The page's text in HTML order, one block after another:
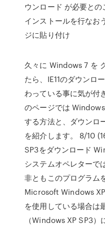
ウンロード が必要と
インストールを行なお
ジに貼り付け
久々に Windows 7 を
たら、IE11のダウンロ
わっている事に気が付
のページでは
する方法と、ダウンロ
を紹介します。 8/10
SP3をダウンロード
システムオペレターで
非ともこのプログラム
Microsoft Windows
を使用している場合は
（Windows XP SP3）